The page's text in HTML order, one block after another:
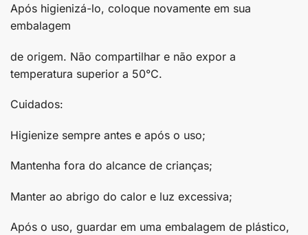
Após higienizá-lo, coloque novamente em sua
embalagem
de origem. Não compartilhar e não expor a
temperatura superior a 50°C.
Cuidados:
Higienize sempre antes e após o uso;
Mantenha fora do alcance de crianças;
Manter ao abrigo do calor e luz excessiva;
Após o uso, guardar em uma embalagem de plástico,